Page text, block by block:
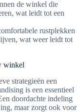
de winkel die
wat leidt tot een
rustplekken
wat weer leidt tot
winkel
strategieën een
is een essentieel
doordachte indeling
maar zorgt ook voor